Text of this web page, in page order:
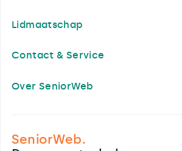
Lidmaatschap
Contact & Service
Over SeniorWeb
SeniorWeb.